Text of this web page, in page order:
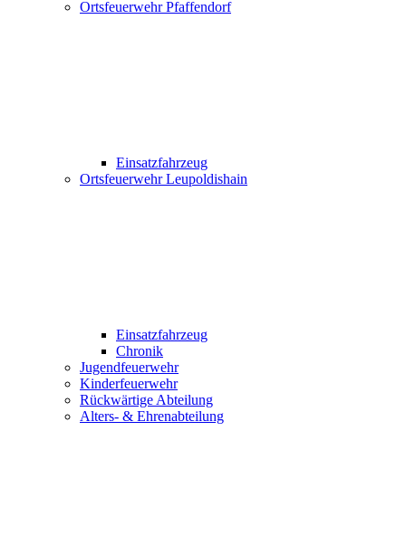
Ortsfeuerwehr Pfaffendorf
Einsatzfahrzeug
Ortsfeuerwehr Leupoldishain
Einsatzfahrzeug
Chronik
Jugendfeuerwehr
Kinderfeuerwehr
Rückwärtige Abteilung
Alters- & Ehrenabteilung